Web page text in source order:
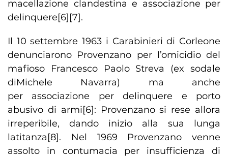
macellazione clandestina e associazione per
delinquere[6][7].
Il 10 settembre 1963 i Carabinieri di Corleone
denunciarono Provenzano per l’omicidio del
mafioso Francesco Paolo Streva (ex sodale
diMichele Navarra) ma anche
per associazione per delinquere e porto
abusivo di armi[6]: Provenzano si rese allora
irreperibile, dando inizio alla sua lunga
latitanza[8]. Nel 1969 Provenzano venne
assolto in contumacia per insufficienza di